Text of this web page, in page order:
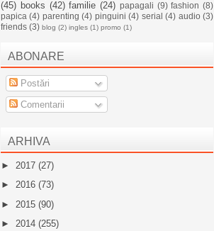
(45) books (42) familie (24) papagali (9) fashion (8)
papica (4) parenting (4) pinguini (4) serial (4) audio (3)
friends (3) blog (2) ingles (1) promo (1)
ABONARE
Postări
Comentarii
ARHIVA
► 2017 (27)
► 2016 (73)
► 2015 (90)
► 2014 (255)